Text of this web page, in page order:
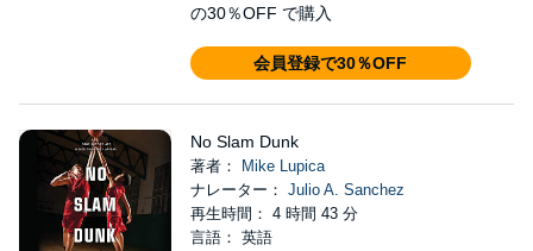
の30％OFF で購入
会員登録で30％OFF
No Slam Dunk
著者：
Mike Lupica
ナレーター： Julio A. Sanchez
再生時間： 4 時間 43 分
言語： 英語